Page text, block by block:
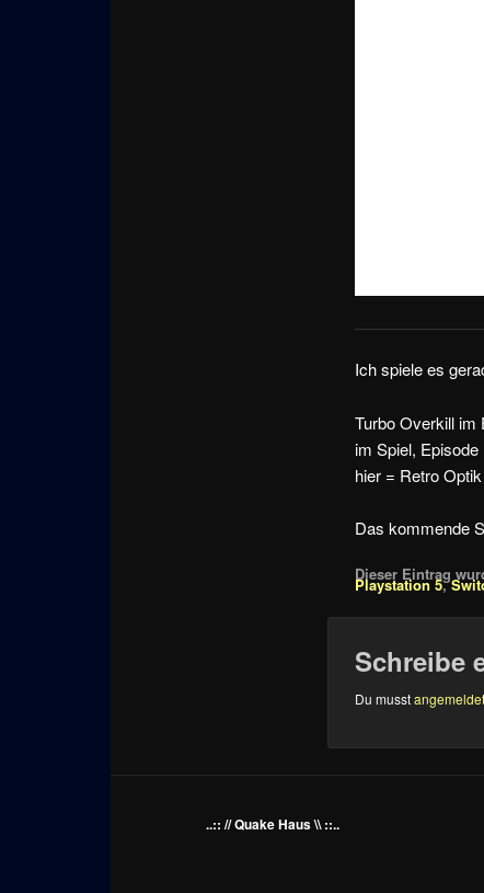
Ich spiele es
Turbo Overkill im
im Spiel,
hier = Retro
Das kommende
Dieser Eintrag
Playstation 5,
Schreibe
Du musstangemeldet
..:: // Quake Haus \\ ::..